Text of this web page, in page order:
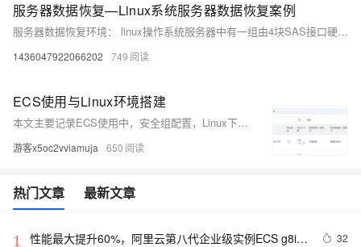
服务器数据恢复—Linux系统服务器数据恢复案例
服务器数据恢复环境： linux操作系统服务器中有一组由4块SAS接口硬盘组建的raid5阵列。 服务器故障： 服务器工作过程中突然崩溃。管理员将服务器操作系统进行了重装。 用户方需要恢复服务器中的数据库、办公文档、代码文件等。
1436047922066202 749
ECS使用与Linux环境搭建
本文主要记录ECS使用中，安全组配置，Linux下生成环境搭建等。
游客x5oc2vviamuja 650
热门文章 最新文章
1 性能最大提升60%，阿里云第八代企业级实例ECS g8i正 32